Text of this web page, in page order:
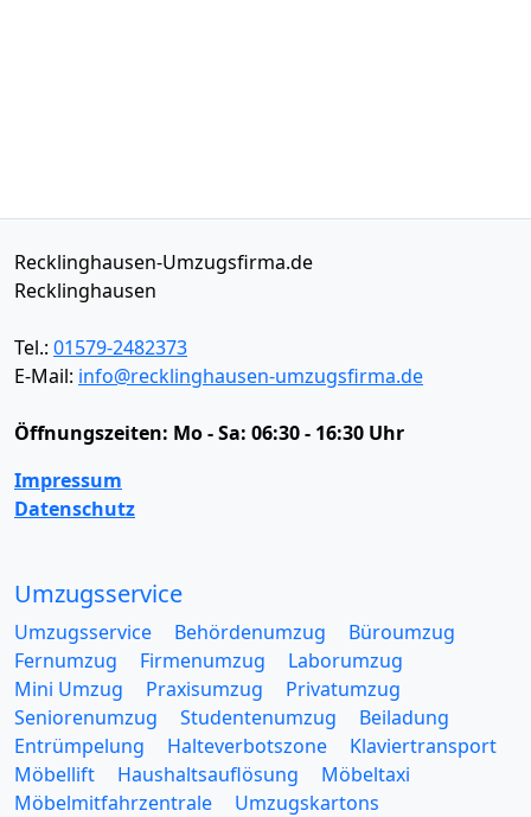
Recklinghausen-Umzugsfirma.de
Recklinghausen
Tel.: 01579-2482373
E-Mail: info@recklinghausen-umzugsfirma.de
Öffnungszeiten: Mo - Sa: 06:30 - 16:30 Uhr
Impressum
Datenschutz
Umzugsservice
Umzugsservice Behördenumzug
Büroumzug
Fernumzug
Firmenumzug
Laborumzug
Mini Umzug
Praxisumzug
Privatumzug
Seniorenumzug
Studentenumzug
Beiladung
Entrümpelung
Halteverbotszone
Klaviertransport
Möbellift
Haushaltsauflösung
Möbeltaxi
Möbelmitfahrzentrale
Umzugskartons